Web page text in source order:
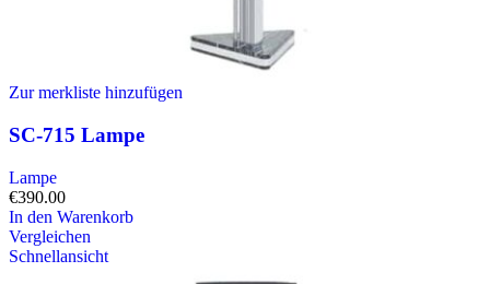
Zur merkliste hinzufügen
SC-715 Lampe
Lampe
€390.00
In den Warenkorb
Vergleichen
Schnellansicht